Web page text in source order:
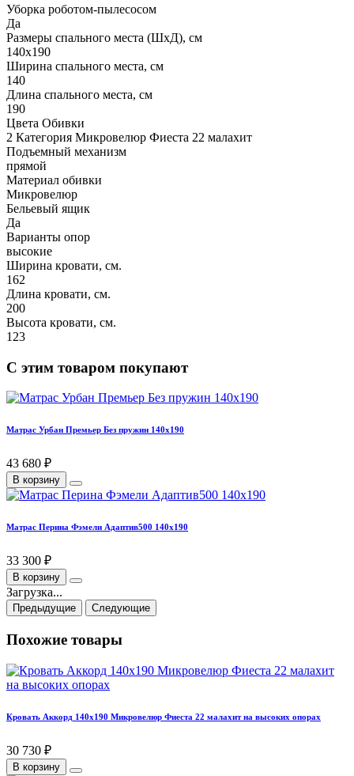
Уборка роботом-пылесосом
Да
Размеры спального места (ШхД), см
140х190
Ширина спального места, см
140
Длина спального места, см
190
Цвета Обивки
2 Категория Микровелюр Фиеста 22 малахит
Подъемный механизм
прямой
Материал обивки
Микровелюр
Бельевый ящик
Да
Варианты опор
высокие
Ширина кровати, см.
162
Длина кровати, см.
200
Высота кровати, см.
123
С этим товаром покупают
Матрас Урбан Премьер Без пружин 140х190
43 680 ₽
В корзину
Матрас Перина Фэмели Адаптив500 140х190
33 300 ₽
В корзину
Загрузка...
Предыдущие Следующие
Похожие товары
Кровать Аккорд 140х190 Микровелюр Фиеста 22 малахит на высоких опорах
30 730 ₽
В корзину